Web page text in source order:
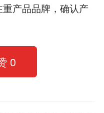
产品品牌，确认产
0